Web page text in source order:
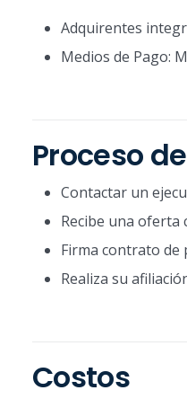
Adquirentes
Medios de Pago:
Proceso
Contactar un
Recibe una oferta
Firma contrato de
Realiza su
Costos